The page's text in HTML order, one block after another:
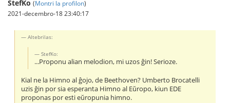
StefKo (Montri la profilon)
2021-decembro-18 23:40:17
Altebrilas:
StefKo:
...Proponu alian melodion, mi uzos ĝin! Serioze.
Kial ne la Himno al ĝojo, de Beethoven? Umberto Brocatelli
uzis ĝin por sia esperanta Himno al Eŭropo, kiun EDE
proponas por esti eŭropunia himno.